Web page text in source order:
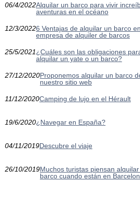
06/4/2022Alquilar un barco para vivir
aventuras en el océano
12/3/20226 Ventajas de alquilar un barco
empresa de alquiler de barcos
25/5/2021¿Cuáles son las obligaciones
alquilar un yate o un barco?
27/12/2020Proponemos alquilar un barco
nuestro sitio web
11/12/2020Camping de lujo en el Hérault
19/6/2020¿Navegar en España?
04/11/2019Descubre el viaje
26/10/2019Muchos turistas piensan
barco cuando están en